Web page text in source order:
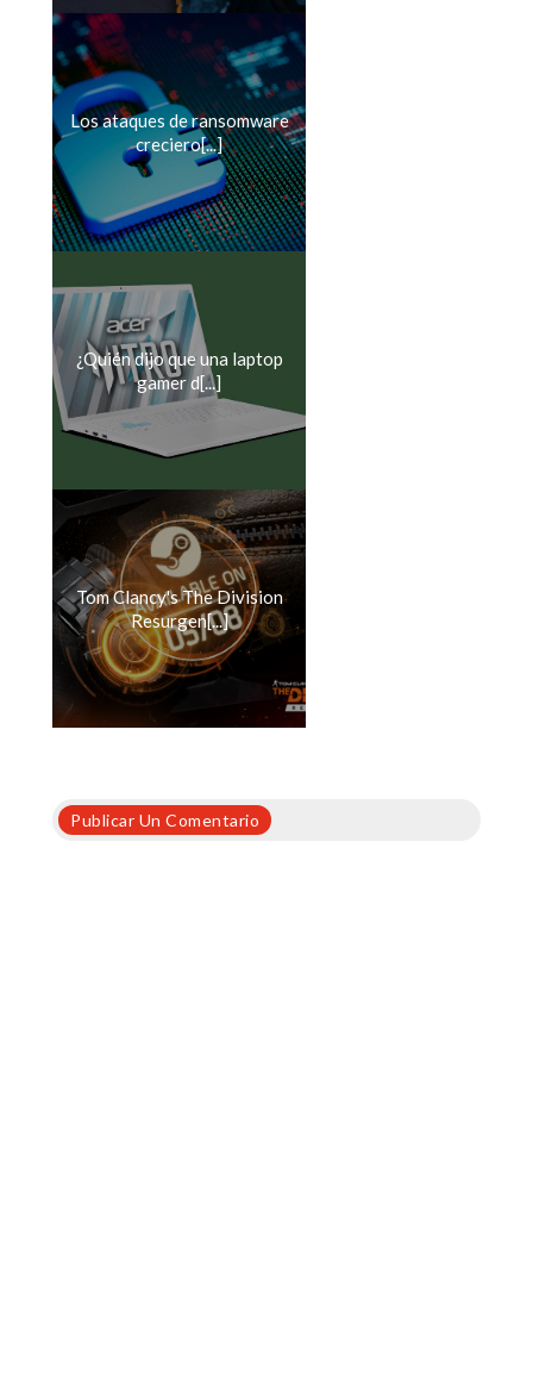
Los ataques de ransomware
creciero[...]
¿Quién dijo que una laptop
gamer d[...]
Tom Clancy's The Division
Resurgen[...]
Publicar Un Comentario